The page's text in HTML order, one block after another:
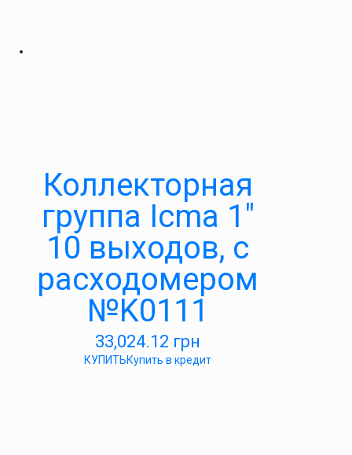
Коллекторная
группа Icma 1″
10 выходов, с
расходомером
№K0111
33,024.12 грн
КУПИТЬКупить в кредит